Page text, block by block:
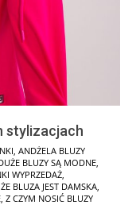
stylizacjach
ANDŻELA BLUZY
BLUZY SĄ MODNE
WYPRZEDAŻ
BLUZA JEST DAMSKA
Z CZYM NOSIĆ BLUZY